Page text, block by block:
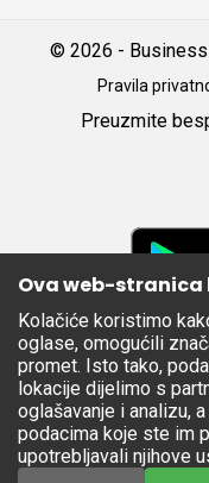
© 2026 - Business
Pravila
Preuzmite
Apple
Store
Ova web-
Kolačiće koristimo
oglase, omogućili
promet. Isto tako,
lokacije dijelimo s
oglašavanje i analizu,
podacima koje ste im
upotrebljavali njihove